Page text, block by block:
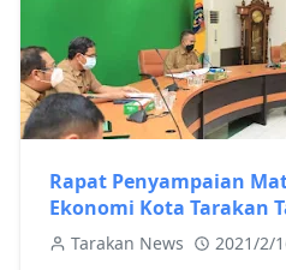
Rapat Penyampaian
Ekonomi Kota Tarakan
Tarakan News 2021/2/